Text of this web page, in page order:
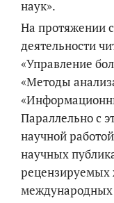
наук».
На протяжении
деятельности
«Управление
«Методы
Параллельно с
научной
научных
рецензируемых
международных